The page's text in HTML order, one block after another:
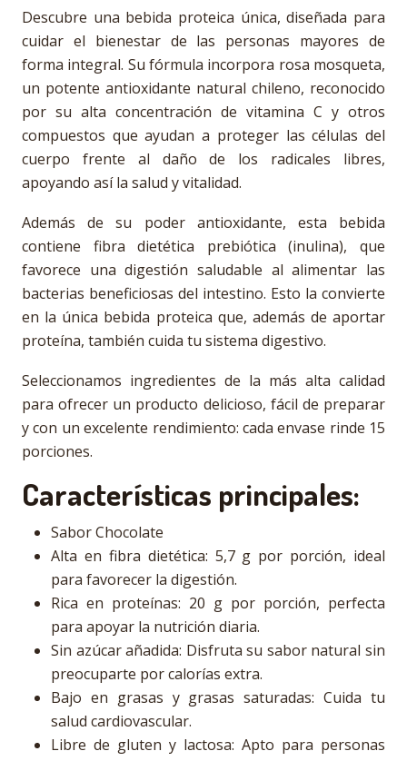
Descubre una bebida proteica única, diseñada para
cuidar el bienestar de las personas mayores de
forma integral. Su fórmula incorpora rosa mosqueta,
un potente antioxidante natural chileno, reconocido
por su alta concentración de vitamina C y otros
compuestos que ayudan a proteger las células del
cuerpo frente al daño de los radicales libres,
apoyando así la salud y vitalidad.
Además de su poder antioxidante, esta bebida
contiene fibra dietética prebiótica (inulina), que
favorece una digestión saludable al alimentar las
bacterias beneficiosas del intestino. Esto la convierte
en la única bebida proteica que, además de aportar
proteína, también cuida tu sistema digestivo.
Seleccionamos ingredientes de la más alta calidad
para ofrecer un producto delicioso, fácil de preparar
y con un excelente rendimiento: cada envase rinde 15
porciones.
Características principales:
Sabor Chocolate
Alta en fibra dietética: 5,7 g por porción, ideal
para favorecer la digestión.
Rica en proteínas: 20 g por porción, perfecta
para apoyar la nutrición diaria.
Sin azúcar añadida: Disfruta su sabor natural sin
preocuparte por calorías extra.
Bajo en grasas y grasas saturadas: Cuida tu
salud cardiovascular.
Libre de gluten y lactosa: Apto para personas